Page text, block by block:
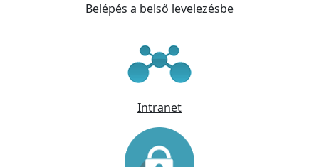
Belépés a belső levelezésbe
Intranet